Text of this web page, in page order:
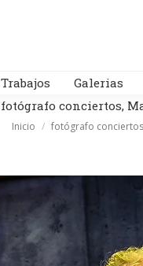
Trabajos Galerias
fotógrafo conciertos,
Estás aquí:
Inicio fotógrafo